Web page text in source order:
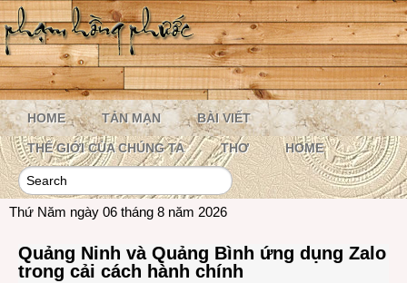
HOME TẢN MẠN BÀI VIẾT
THẾ GIỚI CỦA CHÚNG TA THƠ HOME
Thứ Năm ngày 06 tháng 8 năm 2026
Quảng Ninh và Quảng Bình ứng dụng Zalo
trong cải cách hành chính